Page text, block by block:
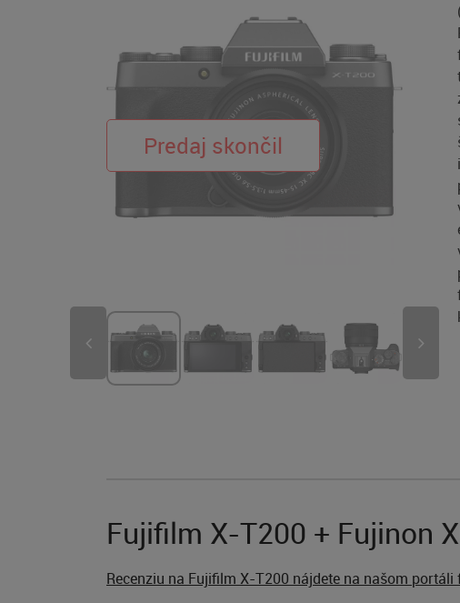
Fujifilm X-T200 + Fujinon
Recenziu na Fujifilm X-T200 nájdete na našom portáli